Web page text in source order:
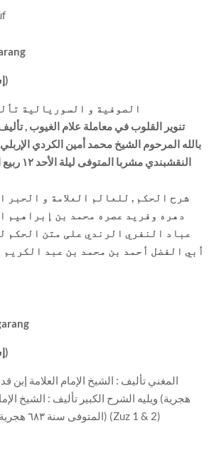
إسم الکتاب و المٶلف)
الصوفية و السوريالية
تنوير القلوب في معاملة علام الغيوب ,
بالله المرحوم الشيخ محمد أمين الکردي
شرح الحکم , للعالم العلامة و الحبر
دهره وفريد عصره محمد بن إبراهيم
عباد النفري الرندي علی متن الحکم
أبي الفضل أحمد بن محمد بن عبد الکريم
إسم الکتاب و المٶلف)
هجرية) ويليه الشرح الکبير تأليف : الشيخ
(المتوفی سنة ٦٨٣ هجرية) الجزء : الأول و الثاني (Zuz 1 & 2)